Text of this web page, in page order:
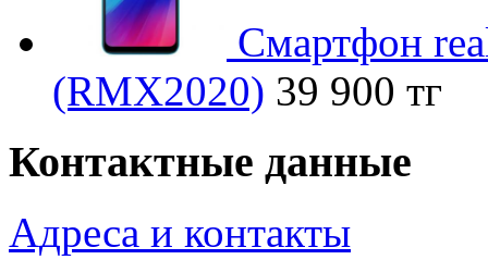
Смартфон
(RMX2020) 39 900 тг
Контактные данные
Адреса и контакты